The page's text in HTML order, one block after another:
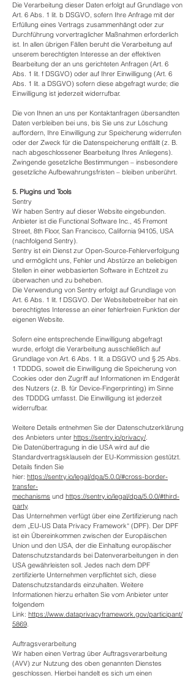
Die Verarbeitung dieser Daten erfolgt auf Grundlage von
Art. 6 Abs. 1 lit. b DSGVO, sofern Ihre Anfrage mit der
Erfüllung eines Vertrags zusammenhängt oder zur
Durchführung vorvertraglicher Maßnahmen erforderlich
ist. In allen übrigen Fällen beruht die Verarbeitung auf
unserem berechtigten Interesse an der effektiven
Bearbeitung der an uns gerichteten Anfragen (Art. 6
Abs. 1 lit. f DSGVO) oder auf Ihrer Einwilligung (Art. 6
Abs. 1 lit. a DSGVO) sofern diese abgefragt wurde; die
Einwilligung ist jederzeit widerrufbar.
Die von Ihnen an uns per Kontaktanfragen übersandten
Daten verbleiben bei uns, bis Sie uns zur Löschung
auffordern, Ihre Einwilligung zur Speicherung widerrufen
oder der Zweck für die Datenspeicherung entfällt (z. B.
nach abgeschlossener Bearbeitung Ihres Anliegens).
Zwingende gesetzliche Bestimmungen – insbesondere
gesetzliche Aufbewahrungsfristen – bleiben unberührt.
5. Plugins und Tools
Sentry
Wir haben Sentry auf dieser Website eingebunden.
Anbieter ist die Functional Software Inc., 45 Fremont
Street, 8th Floor, San Francisco, California 94105, USA
(nachfolgend Sentry).
Sentry ist ein Dienst zur Open-Source-Fehlerverfolgung
und ermöglicht uns, Fehler und Abstürze an beliebigen
Stellen in einer webbasierten Software in Echtzeit zu
überwachen und zu beheben.
Die Verwendung von Sentry erfolgt auf Grundlage von
Art. 6 Abs. 1 lit. f DSGVO. Der Websitebetreiber hat ein
berechtigtes Interesse an einer fehlerfreien Funktion der
eigenen Website.
Sofern eine entsprechende Einwilligung abgefragt
wurde, erfolgt die Verarbeitung ausschließlich auf
Grundlage von Art. 6 Abs. 1 lit. a DSGVO und § 25 Abs.
1 TDDDG, soweit die Einwilligung die Speicherung von
Cookies oder den Zugriff auf Informationen im Endgerät
des Nutzers (z. B. für Device-Fingerprinting) im Sinne
des TDDDG umfasst. Die Einwilligung ist jederzeit
widerrufbar.
Weitere Details entnehmen Sie der Datenschutzerklärung
des Anbieters unter https://sentry.io/privacy/.
Die Datenübertragung in die USA wird auf die
Standardvertragsklauseln der EU-Kommission gestützt.
Details finden Sie
hier: https://sentry.io/legal/dpa/5.0.0/#cross-border-
transfer-
mechanisms und https://sentry.io/legal/dpa/5.0.0/#third-
party.
Das Unternehmen verfügt über eine Zertifizierung nach
dem „EU-US Data Privacy Framework“ (DPF). Der DPF
ist ein Übereinkommen zwischen der Europäischen
Union und den USA, der die Einhaltung europäischer
Datenschutzstandards bei Datenverarbeitungen in den
USA gewährleisten soll. Jedes nach dem DPF
zertifizierte Unternehmen verpflichtet sich, diese
Datenschutzstandards einzuhalten. Weitere
Informationen hierzu erhalten Sie vom Anbieter unter
folgendem
Link: https://www.dataprivacyframework.gov/participant/
5869.
Auftragsverarbeitung
Wir haben einen Vertrag über Auftragsverarbeitung
(AVV) zur Nutzung des oben genannten Dienstes
geschlossen. Hierbei handelt es sich um einen